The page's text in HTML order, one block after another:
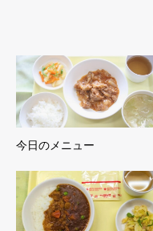
今日のメニュー